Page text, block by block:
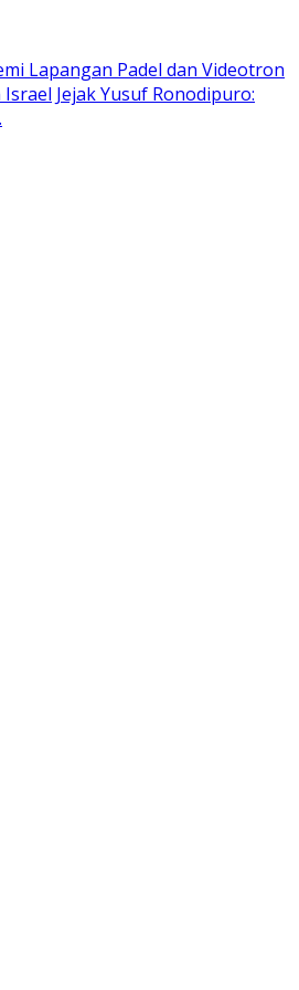
Lapangan Padel dan Videotron
Israel Jejak Yusuf Ronodipuro: